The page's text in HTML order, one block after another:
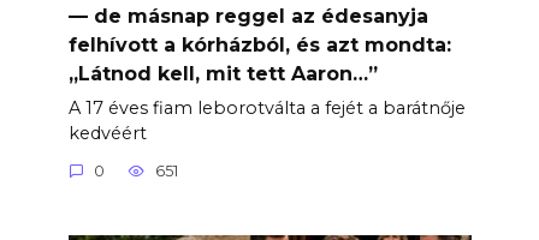
— de másnap reggel az édesanyja
felhívott a kórházból, és azt mondta:
„Látnod kell, mit tett Aaron…”
A 17 éves fiam leborotválta a fejét a barátnője
kedvéért
0 651